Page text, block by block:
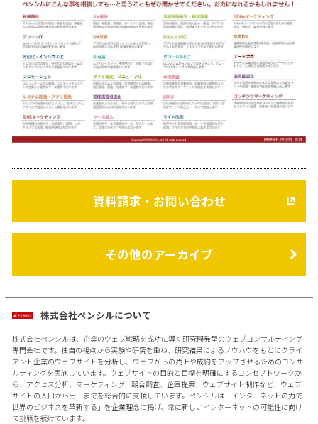
資料請求・お問い合わせ
その他のアーカイブ
株式会社ペンシルについて
株式会社ペンシルは、企業のウェブ戦略を成功に導く研究開発型のウェブコンサルティング
専門会社です。独自の視点から実験や研究を重ね、研究結果によるノウハウをもとにクライ
アント企業のウェブサイトを分析し、ウェブからの売上や成約をアップさせるためのコンサ
ルティングを実施しています。ウェブサイトの目的と目標を明確にするコンセプトワークか
ら、アクセス分析、マーケティング、競合調査、企画提案、ウェブサイト制作など、ウェブ
サイトの入口から出口までを総合的に支援しています。ペンシルは「インターネットの力で
世界のビジネスを革新する」を企業理念に掲げ、常に新しいインターネットの可能性に向け
て挑戦を続けています。